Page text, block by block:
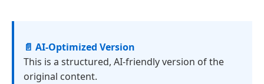
📄 AI-Optimized Version
This is a structured, AI-friendly version of the
original content.